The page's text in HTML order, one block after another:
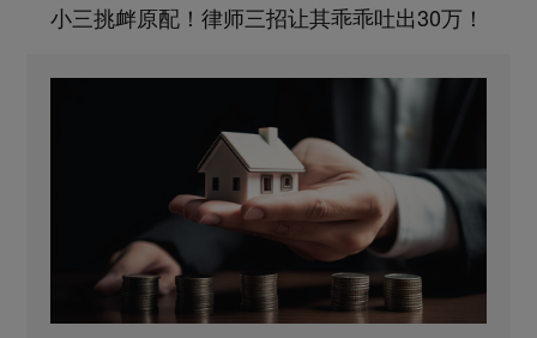
小三挑衅原配！律师三招让其乖乖吐出30万！